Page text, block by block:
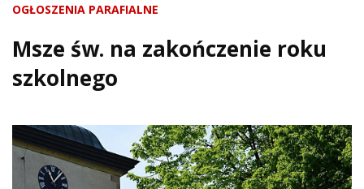
OGŁOSZENIA PARAFIALNE
Msze św. na zakończenie roku
szkolnego